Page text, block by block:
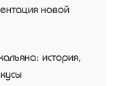
новой
история,